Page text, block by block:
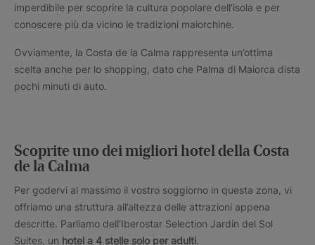
imperdibile per scoprire la cultura popolare dell’isola e per
conoscere più da vicino le tradizioni maiorchine.
Ovviamente, la Costa de la Calma rappresenta un’ottima
scelta anche per lo shopping, dato che Palma di Maiorca dista
pochi minuti di auto.
Scoprite uno dei migliori hotel della Costa
de la Calma
Per godervi al massimo il vostro soggiorno in questa zona, vi
offriamo una struttura all’altezza delle attrazioni appena
descritte. Parliamo dell’Iberostar Selection Jardín del Sol
Suites, un hotel a 4 stelle solo per adulti.